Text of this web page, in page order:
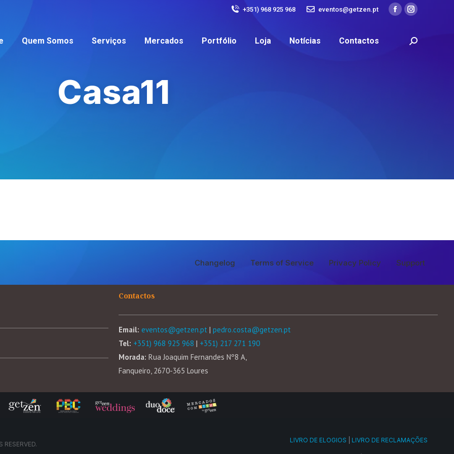
+351) 968 925 968 eventos@getzen.pt
Quem Somos Serviços Mercados Portfólio Loja Notícias Contactos
Casa11
Changelog Terms of Service Privacy Policy Support
Contactos
Email: eventos@getzen.pt | pedro.costa@getzen.pt
Tel: +351) 968 925 968 | +351) 217 271 190
Morada: Rua Joaquim Fernandes Nº8 A,
Fanqueiro, 2670-365 Loures
LIVRO DE ELOGIOS LIVRO DE RECLAMAÇÕES